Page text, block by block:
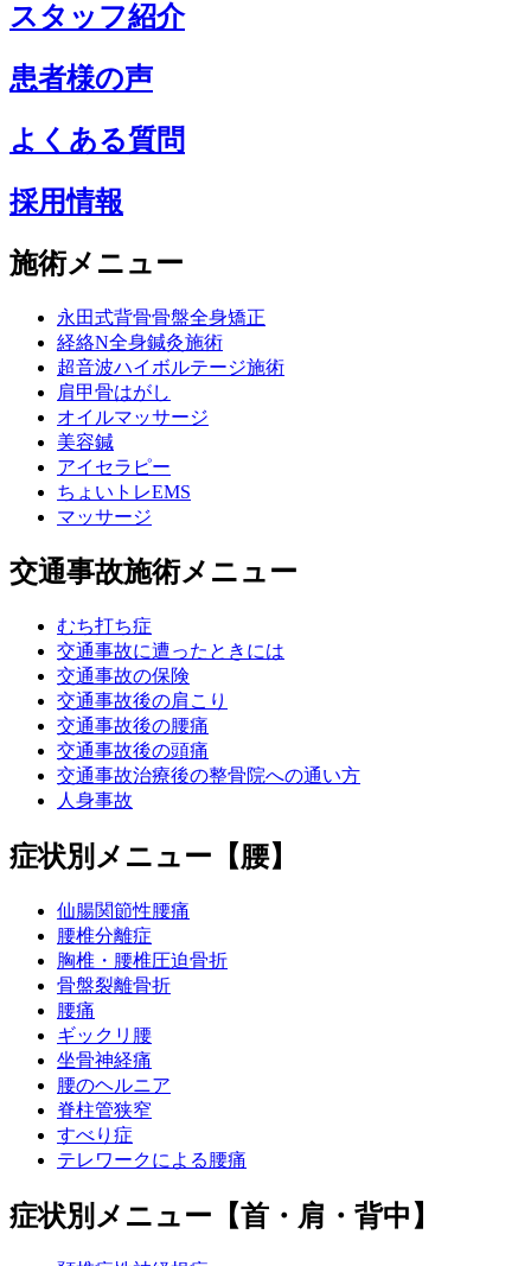
スタッフ紹介
患者様の声
よくある質問
採用情報
施術メニュー
永田式背骨骨盤全身矯正
経絡N全身鍼灸施術
超音波ハイボルテージ施術
肩甲骨はがし
オイルマッサージ
美容鍼
アイセラピー
ちょいトレEMS
マッサージ
交通事故施術メニュー
むち打ち症
交通事故に遭ったときには
交通事故の保険
交通事故後の肩こり
交通事故後の腰痛
交通事故後の頭痛
交通事故治療後の整骨院への通い方
人身事故
症状別メニュー【腰】
仙腸関節性腰痛
腰椎分離症
胸椎・腰椎圧迫骨折
骨盤裂離骨折
腰痛
ギックリ腰
坐骨神経痛
腰のヘルニア
脊柱管狭窄
すべり症
テレワークによる腰痛
症状別メニュー【首・肩・背中】